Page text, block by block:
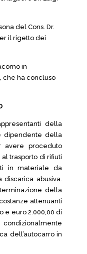
del Cons. Dr.
il rigetto dei
in
che ha concluso
della
dipendente della
avere proceduto
trasporto di rifiuti
in materiale da
abusiva.
della
attenuanti
e euro 2.000,00 di
dell’autocarro in